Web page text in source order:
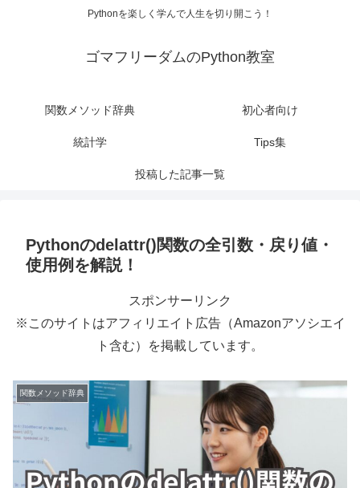
Pythonを楽しく学んで人生を切り開こう！
ゴマフリーダムのPython教室
関数メソッド辞典 初心者向け
統計学 Tips集
投稿した記事一覧
Pythonのdelattr()関数の全引数・戻り値・
使用例を解説！
スポンサーリンク
※このサイトはアフィリエイト広告（Amazonアソシエイ
ト含む）を掲載しています。
関数メソッド辞典